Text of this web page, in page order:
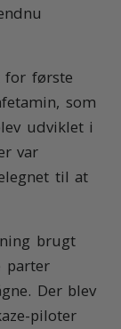
for første
som
udviklet i
var
til at
brugt
parter
Der blev
piloter